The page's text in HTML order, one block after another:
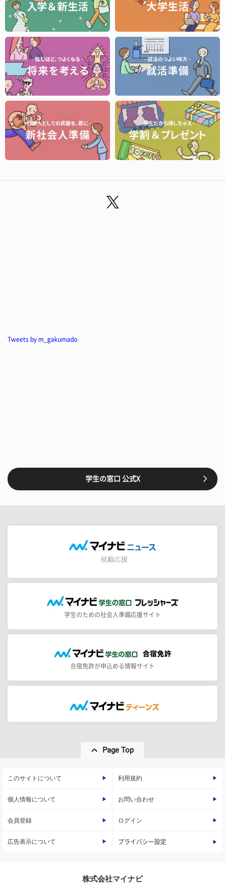
Tweets by m_gakumado
学生の窓口 公式X
学生のための社会人準備応援サイト
合宿免許が申込める情報サイト
Page Top
このサイトについて 利用規約
個人情報について お問い合わせ
会員登録 ログイン
広告表示について プライバシー設定
株式会社マイナビ